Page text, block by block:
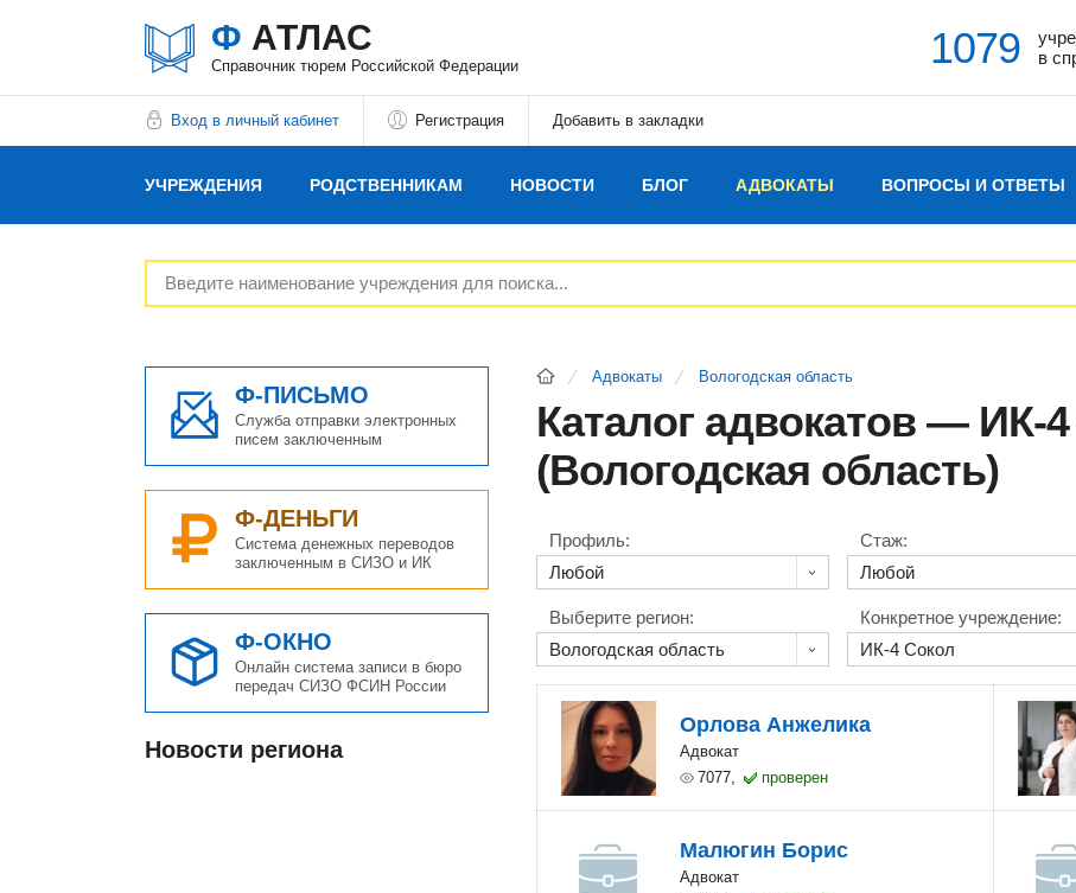
Ф АТЛАС
Справочник тюрем Российской Федерации 1079
в
Вход в личный кабинет Регистрация Добавить в закладки
УЧРЕЖДЕНИЯ РОДСТВЕННИКАМ НОВОСТИ БЛОГ АДВОКАТЫ ВОПРОСЫ И ОТВЕТЫ
РЕКЛАМОДАТЕЛЯМ
Адвокаты Вологодская область
Каталог адвокатов — ИК-
(Вологодская область)
Профиль: Стаж:
Выберите регион: Конкретное учреждение:
Орлова Анжелика
Адвокат
7077,
проверен
Малюгин Борис
Адвокат
Ф-ПИСЬМО
Служба отправки электронных
писем заключенным
Ф-ДЕНЬГИ
Система денежных переводов
заключенным в СИЗО и ИК
Ф-ОКНО
Онлайн система записи в бюро
передач СИЗО ФСИН России
Новости региона